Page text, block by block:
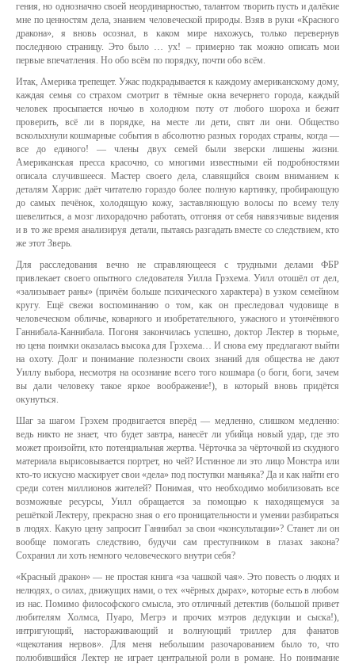
гения, но однозначно своей неординарностью, талантом творить пусть и далёкие
мне по ценностям дела, знанием человеческой природы. Взяв в руки «Красного
дракона», я вновь осознал, в каком мире нахожусь, только перевернув
последнюю страницу. Это было … ух! – примерно так можно описать мои
первые впечатления. Но обо всём по порядку, почти обо всём.
Итак, Америка трепещет. Ужас подкрадывается к каждому американскому дому,
каждая семья со страхом смотрит в тёмные окна вечернего города, каждый
человек просыпается ночью в холодном поту от любого шороха и бежит
проверить, всё ли в порядке, на месте ли дети, спят ли они. Общество
всколыхнули кошмарные события в абсолютно разных городах страны, когда —
все до единого! — члены двух семей были зверски лишены жизни.
Американская пресса красочно, со многими известными ей подробностями
описала случившееся. Мастер своего дела, славящийся своим вниманием к
деталям Харрис даёт читателю гораздо более полную картинку, пробирающую
до самых печёнок, холодящую кожу, заставляющую волосы по всему телу
шевелиться, а мозг лихорадочно работать, отгоняя от себя навязчивые видения
и в то же время анализируя детали, пытаясь разгадать вместе со следствием, кто
же этот Зверь.
Для расследования вечно не справляющееся с трудными делами ФБР
привлекает своего опытного следователя Уилла Грэхема. Уилл отошёл от дел,
«зализывает раны» (причём больше психического характера) в узком семейном
кругу. Ещё свежи воспоминанию о том, как он преследовал чудовище в
человеческом обличье, коварного и изобретательного, ужасного и утончённого
Ганнибала-Каннибала. Погоня закончилась успешно, доктор Лектер в тюрьме,
но цена поимки оказалась высока для Грэхема… И снова ему предлагают выйти
на охоту. Долг и понимание полезности своих знаний для общества не дают
Уиллу выбора, несмотря на осознание всего того кошмара (о боги, боги, зачем
вы дали человеку такое яркое воображение!), в который вновь придётся
окунуться.
Шаг за шагом Грэхем продвигается вперёд — медленно, слишком медленно:
ведь никто не знает, что будет завтра, нанесёт ли убийца новый удар, где это
может произойти, кто потенциальная жертва. Чёрточка за чёрточкой из скудного
материала вырисовывается портрет, но чей? Истинное ли это лицо Монстра или
кто-то искусно маскирует свои «дела» под поступки маньяка? Да и как найти его
среди сотен миллионов жителей? Понимая, что необходимо мобилизовать все
возможные ресурсы, Уилл обращается за помощью к находящемуся за
решёткой Лектеру, прекрасно зная о его проницательности и умении разбираться
в людях. Какую цену запросит Ганнибал за свои «консультации»? Станет ли он
вообще помогать следствию, будучи сам преступником в глазах закона?
Сохранил ли хоть немного человеческого внутри себя?
«Красный дракон» — не простая книга «за чашкой чая». Это повесть о людях и
нелюдях, о силах, движущих нами, о тех «чёрных дырах», которые есть в любом
из нас. Помимо философского смысла, это отличный детектив (большой привет
любителям Холмса, Пуаро, Мегрэ и прочих мэтров дедукции и сыска!),
интригующий, настораживающий и волнующий триллер для фанатов
«щекотания нервов». Для меня небольшим разочарованием было то, что
полюбившийся Лектер не играет центральной роли в романе. Но понимание